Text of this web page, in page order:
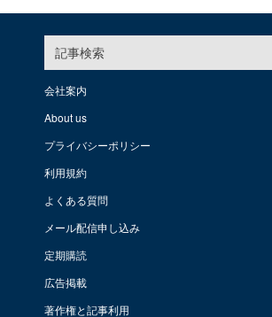
記事検索
会社案内
About us
プライバシーポリシー
利用規約
よくある質問
メール配信申し込み
定期購読
広告掲載
著作権と記事利用